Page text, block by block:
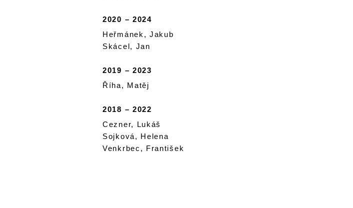
2020 – 2024
Heřmánek, Jakub
Skácel, Jan
2019 – 2023
Říha, Matěj
2018 – 2022
Cezner, Lukáš
Sojková, Helena
Venkrbec, František